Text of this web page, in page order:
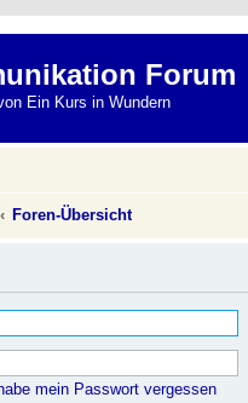
Forum
Ein Kurs in Wundern
Foren-Übersicht
mein Passwort vergessen